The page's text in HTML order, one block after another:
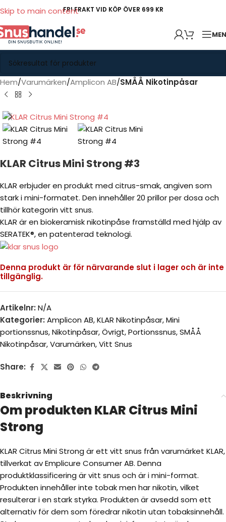
Skip to main contentFRI FRAKT VID KÖP ÖVER 699 KR
Hem Varumärken Amplicon AB SMÅÅ Nikotinpåsar
KLAR Citrus Mini Strong #3
KLAR erbjuder en produkt med citrus-smak, angiven som
stark i mini-formatet. Den innehåller 20 prillor per dosa och
tillhör kategorin vitt snus.
KLAR är en biokeramisk nikotinpåse framställd med hjälp av
SERATEK®, en patenterad teknologi.
Denna produkt är för närvarande slut i lager och är inte
tillgänglig.
Artikelnr: N/A
Kategorier: Amplicon AB,KLAR Nikotinpåsar,Mini
portionssnus,Nikotinpåsar,Övrigt,Portionssnus,SMÅÅ
Nikotinpåsar,Varumärken,Vitt Snus
Share:
Beskrivning
Om produkten KLAR Citrus Mini
Strong
KLAR Citrus Mini Strong är ett vitt snus från varumärket KLAR,
tillverkat av Emplicure Consumer AB. Denna
produktklassificering är vitt snus och är i mini-format.
Produkten innehåller inte tobak men har nikotin, vilket
resulterar i en stark styrka. Produkten är avsedd som ett
alternativ för dem som föredrar nikotin utan tobaksinnehåll.